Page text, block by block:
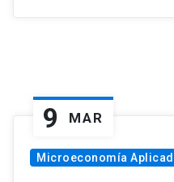
9 MAR
Microeconomía